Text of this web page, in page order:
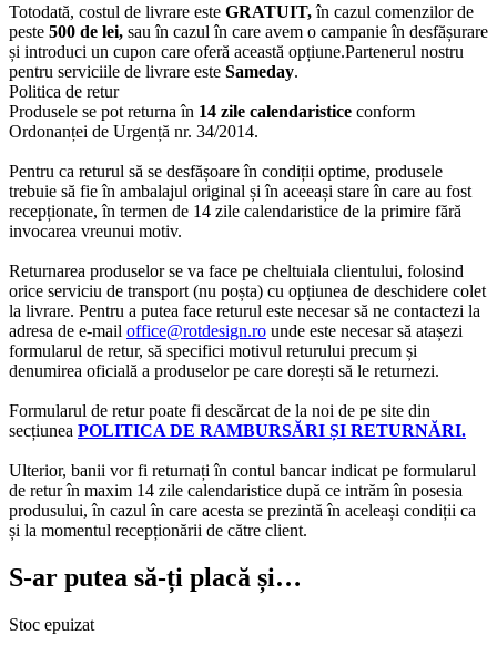
Totodată, costul de livrare este GRATUIT,în cazul comenzilor de
peste 500 de lei, sau în cazul în care avem o campanie în desfășurare
și introduci un cupon care oferă această opțiune.Partenerul nostru
pentru serviciile de livrare este Sameday.
Politica de retur
Produsele se pot returna în 14 zile calendaristice conform
Ordonanței de Urgență nr. 34/2014.
Pentru ca returul să se desfășoare în condiții optime, produsele
trebuie să fie în ambalajul original și în aceeași stare în care au fost
recepționate, în termen de 14 zile calendaristice de la primire fără
invocarea vreunui motiv.
Returnarea produselor se va face pe cheltuiala clientului, folosind
orice serviciu de transport (nu poșta) cu opțiunea de deschidere colet
la livrare. Pentru a putea face returul este necesar să ne contactezi la
adresa de e-mail office@rotdesign.ro unde este necesar să atașezi
formularul de retur, să specifici motivul returului precum și
denumirea oficială a produselor pe care dorești să le returnezi.
Formularul de retur poate fi descărcat de la noi de pe site din
secțiunea POLITICA DE RAMBURSĂRI ȘI RETURNĂRI.
Ulterior, banii vor fi returnați în contul bancar indicat pe formularul
de retur în maxim 14 zile calendaristice după ce intrăm în posesia
produsului, în cazul în care acesta se prezintă în aceleași condiții ca
și la momentul recepționării de către client.
S-ar putea să-ți placă și…
Stoc epuizat